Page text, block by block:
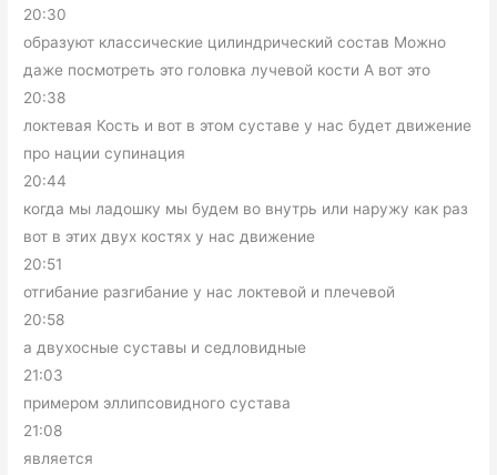
20:30
образуют классические цилиндрический состав Можно
даже посмотреть это головка лучевой кости А вот это
20:38
локтевая Кость и вот в этом суставе у нас будет движение
про нации супинация
20:44
когда мы ладошку мы будем во внутрь или наружу как раз
вот в этих двух костях у нас движение
20:51
отгибание разгибание у нас локтевой и плечевой
20:58
а двухосные суставы и седловидные
21:03
примером эллипсовидного сустава
21:08
является